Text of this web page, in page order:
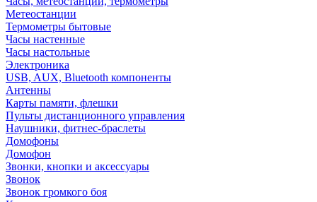
Метеостанции
Термометры бытовые
Часы настенные
Часы настольные
Электроника
USB, AUX, Bluetooth компоненты
Антенны
Карты памяти, флешки
Пульты дистанционного управления
Наушники, фитнес-браслеты
Домофоны
Домофон
Звонки, кнопки и аксессуары
Звонок
Звонок громкого боя